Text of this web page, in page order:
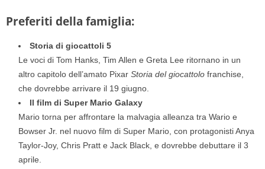
Preferiti della famiglia:
Storia di giocattoli 5
Le voci di Tom Hanks, Tim Allen e Greta Lee ritornano in un
altro capitolo dell’amato Pixar Storia del giocattolo franchise,
che dovrebbe arrivare il 19 giugno.
Il film di Super Mario Galaxy
Mario torna per affrontare la malvagia alleanza tra Wario e
Bowser Jr. nel nuovo film di Super Mario, con protagonisti Anya
Taylor-Joy, Chris Pratt e Jack Black, e dovrebbe debuttare il 3
aprile.